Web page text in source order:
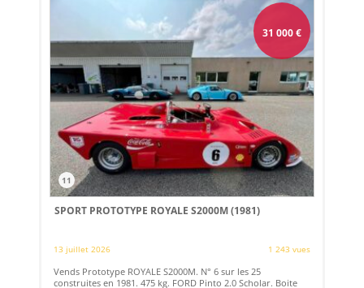
31 000€
11
SPORT PROTOTYPE ROYALE S2000M (1981)
13 juillet 2026 1 243 vues
Vends Prototype ROYALE S2000M. N° 6 sur les 25
construites en 1981. 475 kg. FORD Pinto 2.0 Scholar. Boite